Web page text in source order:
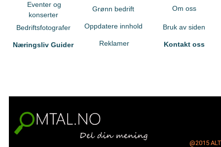
Eventer og
konserter
Bedriftsfotografer
Næringsliv Guider
Grønn bedrift
Oppdatere innhold
Reklamer
Om oss
Bruk av siden
Kontakt oss
@2015